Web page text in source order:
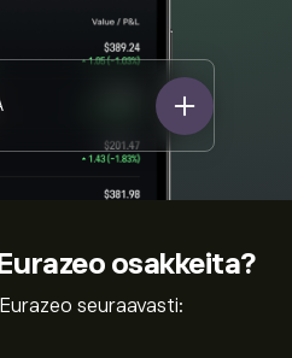
osakkeita?
seuraavasti: